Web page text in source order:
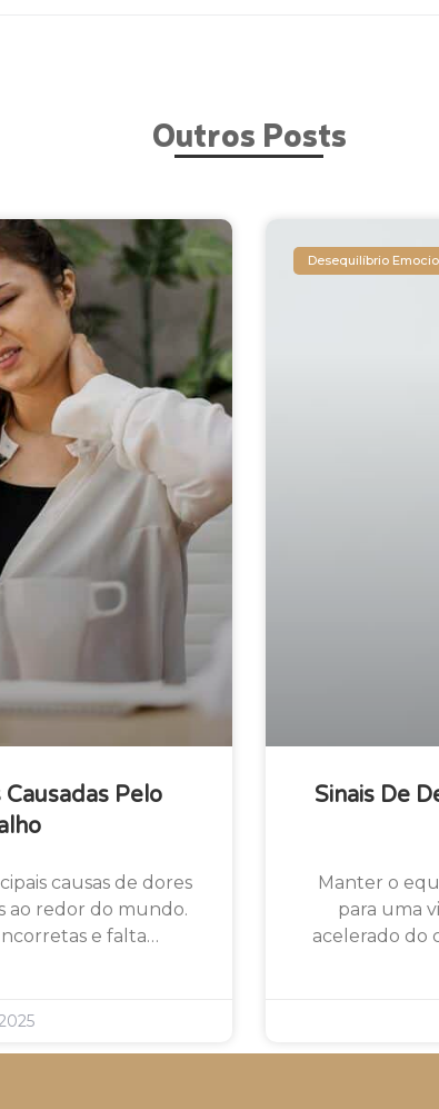
Outros Posts
Pelo
causas de dores
ao redor do mundo.
e falta…
Desequilíbrio
Sinais De
Manter o
para uma
acelerado do